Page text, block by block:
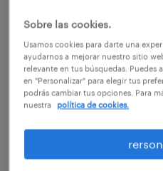
los futuros
Es importante
abarcan desde roles
gerenciales hasta
Sobre las cookies.
Usamos cookies para darte una
ayudarnos a mejorar nuestro sitio
relevante en tus búsquedas. Puedes
en "Personalizar" para elegir tus
podrás cambiar tus opciones. Para
nuestra
política de cookies.